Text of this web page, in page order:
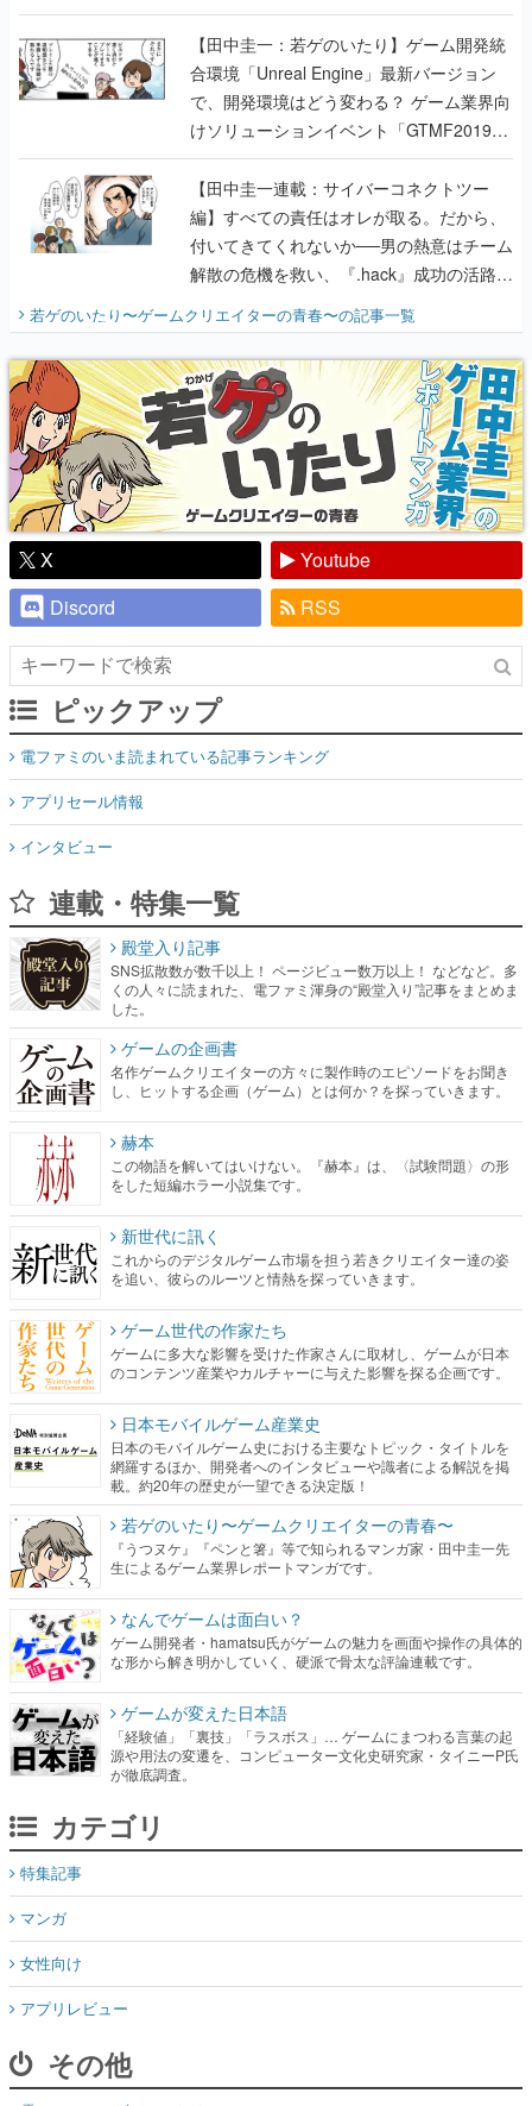
のいたり】
【田中圭一：若ゲのいたり】ゲーム開発統
合環境「Unreal Engine」最新バージョン
で、開発環境はどう変わる？ ゲーム業界向
けソリューションイベント「GTMF2019」
に行って、より理解を深めよう【PR】
【田中圭一連載：サイバーコネクトツー
編】すべての責任はオレが取る。だから、
付いてきてくれないか──男の熱意はチーム
解散の危機を救い、『.hack』成功の活路を
『少年ジャンプ』色だった【若ゲのいた
り】
若ゲのいたり〜ゲームクリエイターの青春〜の記事一覧
X
Youtube
Discord
RSS
ピックアップ
電ファミのいま読まれている記事ランキング
アプリセール情報
インタビュー
連載・特集一覧
殿堂入り記事
SNS拡散数が数千以上！ ページビュー数万以上！ などなど。多
くの人々に読まれた、電ファミ渾身の“殿堂入り”記事をまとめま
した。
ゲームの企画書
名作ゲームクリエイターの方々に製作時のエピソードをお聞き
し、ヒットする企画（ゲーム）とは何か？を探っていきます。
赫本
この物語を解いてはいけない。『赫本』は、〈試験問題〉の形
をした短編ホラー小説集です。
新世代に訊く
これからのデジタルゲーム市場を担う若きクリエイター達の姿
を追い、彼らのルーツと情熱を探っていきます。
ゲーム世代の作家たち
ゲームに多大な影響を受けた作家さんに取材し、ゲームが日本
のコンテンツ産業やカルチャーに与えた影響を探る企画です。
日本モバイルゲーム産業史
日本のモバイルゲーム史における主要なトピック・タイトルを
網羅するほか、開発者へのインタビューや識者による解説を掲
載。約20年の歴史が一望できる決定版！
若ゲのいたり〜ゲームクリエイターの青春〜
『うつヌケ』『ペンと箸』等で知られるマンガ家・田中圭一先
生によるゲーム業界レポートマンガです。
なんでゲームは面白い？
ゲーム開発者・hamatsu氏がゲームの魅力を画面や操作の具体的
な形から解き明かしていく、硬派で骨太な評論連載です。
ゲームが変えた日本語
「経験値」「裏技」「ラスボス」… ゲームにまつわる言葉の起
源や用法の変遷を、コンピューター文化史研究家・タイニーP氏
が徹底調査。
カテゴリ
特集記事
マンガ
女性向け
アプリレビュー
その他